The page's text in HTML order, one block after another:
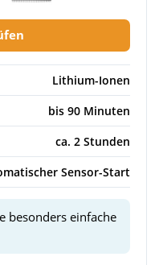
Lithium-Ionen
bis 90 Minuten
ca. 2 Stunden
Sensor-Start
besonders einfache